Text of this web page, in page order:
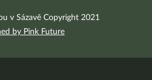
v Sázavě Copyright 2021
by Pink Future